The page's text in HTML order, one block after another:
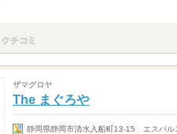
ザマグロヤ
The まぐろや
静岡県静岡市清水入船町13-15 エスパル